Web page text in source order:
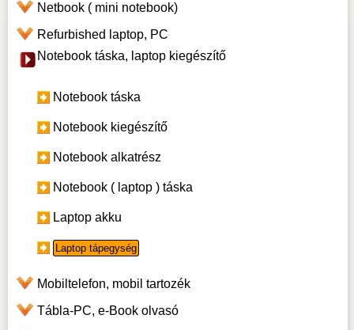
Netbook ( mini notebook)
Refurbished laptop, PC
Notebook táska, laptop kiegészítő
Notebook táska
Notebook kiegészítő
Notebook alkatrész
Notebook ( laptop ) táska
Laptop akku
Laptop tápegység
Mobiltelefon, mobil tartozék
Tábla-PC, e-Book olvasó